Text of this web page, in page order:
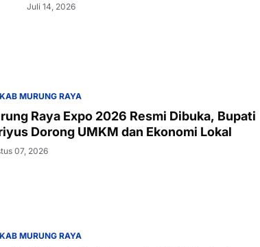
Juli 14, 2026
MURUNG RAYA
Raya Expo 2026 Resmi Dibuka, Bupati
Dorong UMKM dan Ekonomi Lokal
07, 2026
MURUNG RAYA